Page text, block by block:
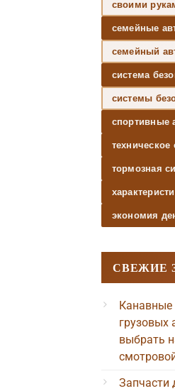
своими
семейные
семейный
система
системы
спортивные
тормозная
экономия
СВЕЖИЕ
грузовых
выбрать
Запчасти